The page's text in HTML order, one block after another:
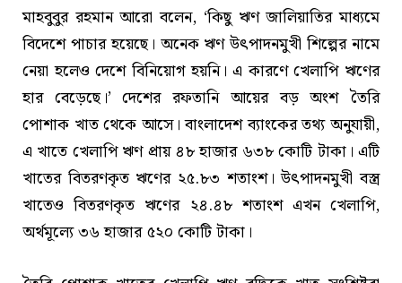
মাহবুবুর রহমান আরো বলেন, ‘কিছু ঋণ জালিয়াতির মাধ্যমে
বিদেশে পাচার হয়েছে। অনেক ঋণ উৎপাদনমুখী শিল্পের নামে
নেয়া হলেও দেশে বিনিয়োগ হয়নি। এ কারণে খেলাপি ঋণের
হার বেড়েছে।’ দেশের রফতানি আয়ের বড় অংশ তৈরি
পোশাক খাত থেকে আসে। বাংলাদেশ ব্যাংকের তথ্য অনুযায়ী,
এ খাতে খেলাপি ঋণ প্রায় ৪৮ হাজার ৬৩৮ কোটি টাকা। এটি
খাতের বিতরণকৃত ঋণের ২৫.৮৩ শতাংশ। উৎপাদনমুখী বস্ত্র
খাতেও বিতরণকৃত ঋণের ২৪.৪৮ শতাংশ এখন খেলাপি,
অর্থমূল্যে ৩৬ হাজার ৫২০ কোটি টাকা।